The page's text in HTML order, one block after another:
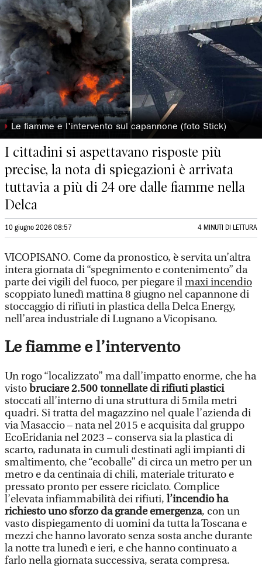
◗ Le fiamme e l'intervento sul capannone (foto Stick)
I cittadini si aspettavano risposte più
precise, la nota di spiegazioni è arrivata
tuttavia a più di 24 ore dalle fiamme nella
Delca
10 giugno 2026 08:57 4 MINUTI DI LETTURA
VICOPISANO. Come da pronostico, è servita un’altra
intera giornata di “spegnimento e contenimento” da
parte dei vigili del fuoco, per piegare ilmaxi incendio
scoppiato lunedì mattina 8 giugno nel capannone di
stoccaggio di rifiuti in plastica della Delca Energy,
nell’area industriale di Lugnano a Vicopisano.
Le fiamme e l’intervento
Un rogo “localizzato” ma dall’impatto enorme, che ha
vistobruciare 2.500 tonnellate di rifiuti plastici
stoccati all’interno di una struttura di 5mila metri
quadri. Si tratta del magazzino nel quale l’azienda di
via Masaccio – nata nel 2015 e acquisita dal gruppo
EcoEridania nel 2023 – conserva sia la plastica di
scarto, radunata in cumuli destinati agli impianti di
smaltimento, che “ecoballe” di circa un metro per un
metro e da centinaia di chili, materiale triturato e
pressato pronto per essere riciclato. Complice
l’elevata infiammabilità dei rifiuti, l’incendio ha
richiesto uno sforzo da grande emergenza, con un
vasto dispiegamento di uomini da tutta la Toscana e
mezzi che hanno lavorato senza sosta anche durante
la notte tra lunedì e ieri, e che hanno continuato a
farlo nella giornata successiva, serata compresa.